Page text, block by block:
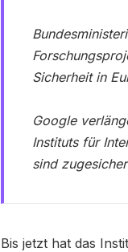
Sicherheit in
Google
Instituts für
sind
Bis jetzt hat das